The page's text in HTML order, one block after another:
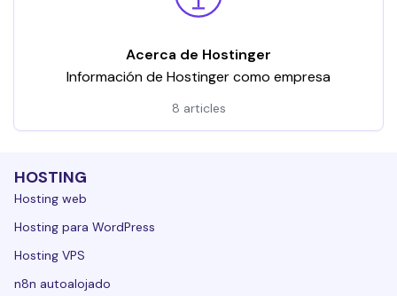
Acerca de Hostinger
Información de Hostinger como empresa
8 articles
HOSTING
Hosting web
Hosting para WordPress
Hosting VPS
n8n autoalojado